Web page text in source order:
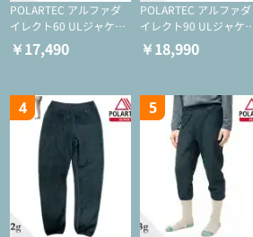
POLARTEC アルファダ
イレクト60 ULジャケッ
ト（登山/ミドルレイヤ
ー/化繊ジャケット）
￥17,490
POLARTEC アルファダ
イレクト90 ULジャケ
ト（アクティブインサレ
ーション/ミドルレイヤ
￥18,990
4 5